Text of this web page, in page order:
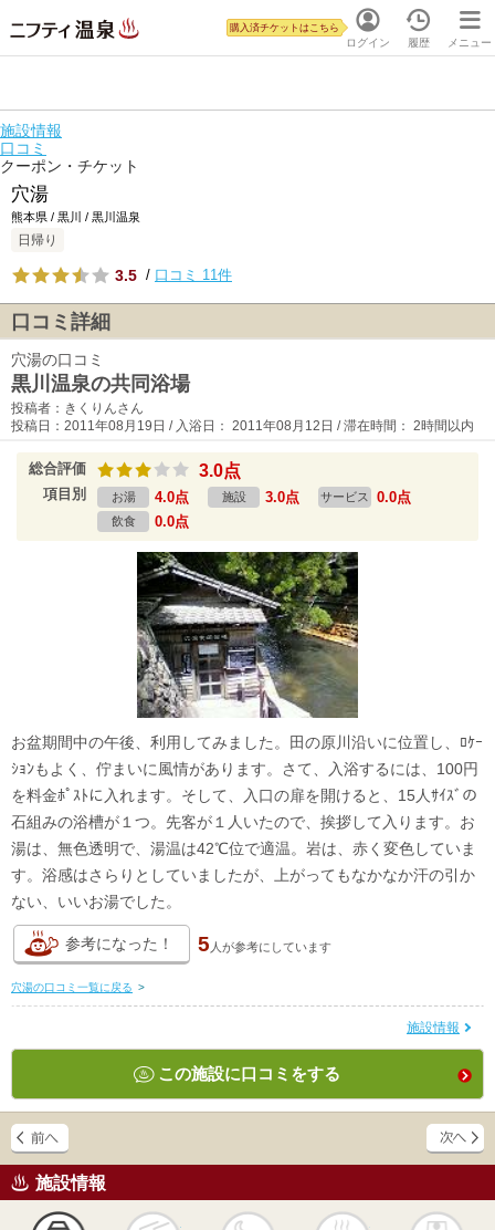
ログイン
購入済チケットはこちら
履歴 メニュー
施設情報
口コミ
クーポン・チケット
穴湯
熊本県 / 黒川 / 黒川温泉
日帰り
3.5 / 口コミ 11件
口コミ詳細
穴湯の口コミ
黒川温泉の共同浴場
投稿者：きくりんさん
投稿日：2011年08月19日 / 入浴日： 2011年08月12日 / 滞在時間： 2時間以内
総合評価 3.0点
項目別 お湯 4.0点 施設 3.0点 サービス 0.0点
飲食 0.0点
お盆期間中の午後、利用してみました。田の原川沿いに位置し、ﾛｹｰ
ｼｮﾝもよく、佇まいに風情があります。さて、入浴するには、100円
を料金ﾎﾟｽﾄに入れます。そして、入口の扉を開けると、15人ｻｲｽﾞの
石組みの浴槽が１つ。先客が１人いたので、挨拶して入ります。お
湯は、無色透明で、湯温は42℃位で適温。岩は、赤く変色していま
す。浴感はさらりとしていましたが、上がってもなかなか汗の引か
ない、いいお湯でした。
参考になった！ 5 人が参考にしています
穴湯の口コミ一覧に戻る >
施設情報
この施設に口コミをする
施設情報
かけ流し 露天風呂 貸切風呂